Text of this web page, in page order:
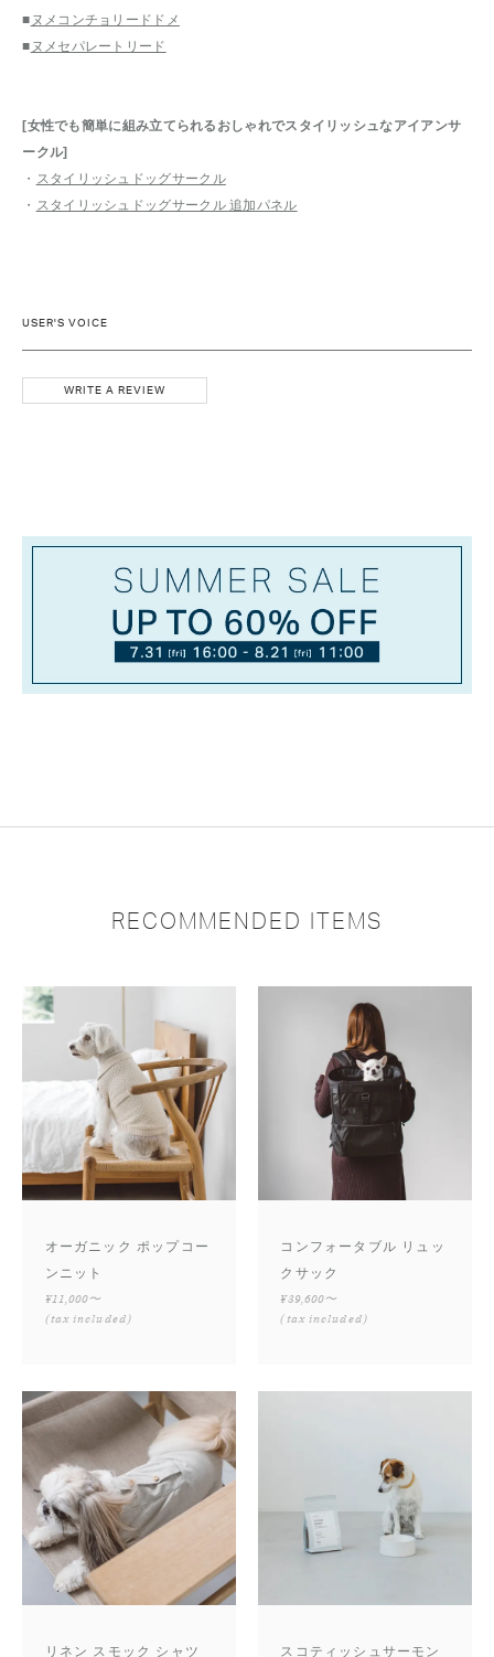
■ ヌメコンチョリードドメ
■ ヌメセパレートリード
[女性でも簡単に組み立てられるおしゃれでスタイリッシュなアイアンサ
ークル]
・ スタイリッシュドッグサークル
・ スタイリッシュドッグサークル 追加パネル
USER'S VOICE
WRITE A REVIEW
RECOMMENDED ITEMS
オーガニック ポップコー
ンニット
¥11,000〜
(tax included)
コンフォータブル リュッ
クサック
¥39,600〜
(tax included)
リネン スモック シャツ
スコティッシュサーモン